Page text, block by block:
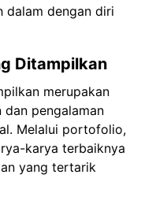
dalam dengan diri
Ditampilkan
merupakan
dan pengalaman
Melalui portofolio,
karya terbaiknya
yang tertarik